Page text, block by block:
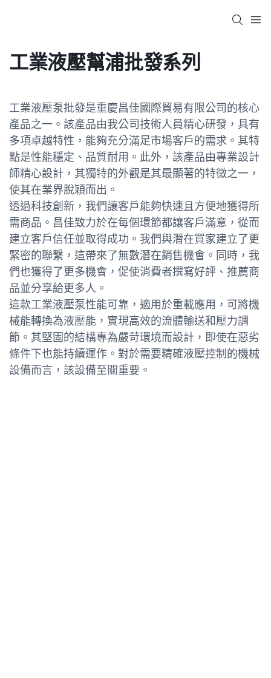
工業液壓幫浦批發系列
工業液壓泵批發是重慶昌佳國際貿易有限公司的核心
產品之一。該產品由我公司技術人員精心研發，具有
多項卓越特性，能夠充分滿足市場客戶的需求。其特
點是性能穩定、品質耐用。此外，該產品由專業設計
師精心設計，其獨特的外觀是其最顯著的特徵之一，
使其在業界脫穎而出。
透過科技創新，我們讓客戶能夠快速且方便地獲得所
需商品。昌佳致力於在每個環節都讓客戶滿意，從而
建立客戶信任並取得成功。我們與潛在買家建立了更
緊密的聯繫，這帶來了無數潛在銷售機會。同時，我
們也獲得了更多機會，促使消費者撰寫好評、推薦商
品並分享給更多人。
這款工業液壓泵性能可靠，適用於重載應用，可將機
械能轉換為液壓能，實現高效的流體輸送和壓力調
節。其堅固的結構專為嚴苛環境而設計，即使在惡劣
條件下也能持續運作。對於需要精確液壓控制的機械
設備而言，該設備至關重要。